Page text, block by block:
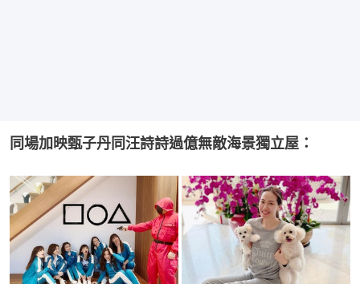
同場加映甄子丹同汪詩詩過億無敵海景獨立屋：